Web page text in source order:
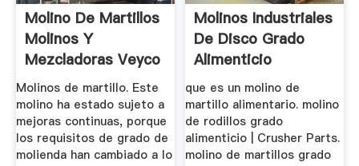
Molino De Martillos
Molinos Y
Mezcladoras Veyco
Molinos de martillo. Este
molino ha estado sujeto a
mejoras continuas, porque
los requisitos de grado de
molienda han cambiado a lo
Molinos Industriales
De Disco Grado
Alimenticio
que es un molino de
martillo alimentario. molino
de rodillos grado
alimenticio | Crusher Parts.
molino de martillos grado